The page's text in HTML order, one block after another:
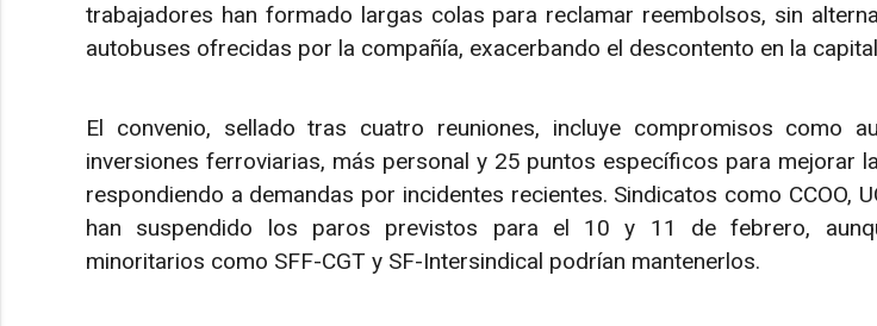
trabajadores han formado largas colas para reclamar reembolsos, sin
autobuses ofrecidas por la compañía, exacerbando el descontento en la
El convenio, sellado tras cuatro reuniones, incluye compromisos como
inversiones ferroviarias, más personal y 25 puntos específicos para mejorar
respondiendo a demandas por incidentes recientes. Sindicatos como CCOO,
han suspendido los paros previstos para el 10 y 11 de febrero,
minoritarios como SFF-CGT y SF-Intersindical podrían mantenerlos.